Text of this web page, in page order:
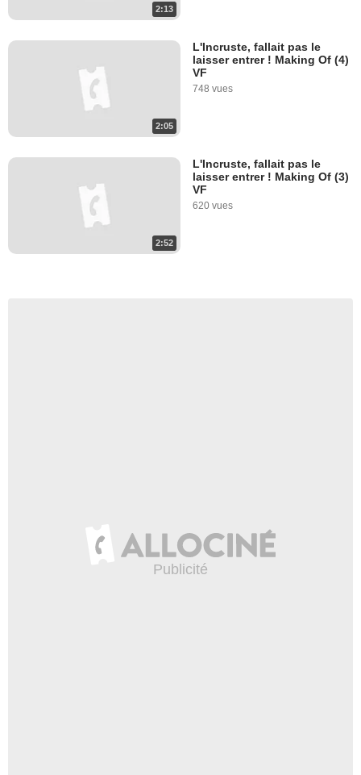
2:13
2:05
L'Incruste, fallait pas le
laisser entrer ! Making Of (4)
VF
748 vues
2:52
L'Incruste, fallait pas le
laisser entrer ! Making Of (3)
VF
620 vues